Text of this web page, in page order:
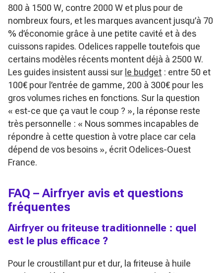
800 à 1500 W, contre 2000 W et plus pour de
nombreux fours, et les marques avancent jusqu’à 70
% d’économie grâce à une petite cavité et à des
cuissons rapides. Odelices rappelle toutefois que
certains modèles récents montent déjà à 2500 W.
Les guides insistent aussi sur le budget : entre 50 et
100€ pour l’entrée de gamme, 200 à 300€ pour les
gros volumes riches en fonctions. Sur la question
« est-ce que ça vaut le coup ? », la réponse reste
très personnelle : « Nous sommes incapables de
répondre à cette question à votre place car cela
dépend de vos besoins », écrit Odelices-Ouest
France.
FAQ – Airfryer avis et questions
fréquentes
Airfryer ou friteuse traditionnelle : quel
est le plus efficace ?
Pour le croustillant pur et dur, la friteuse à huile